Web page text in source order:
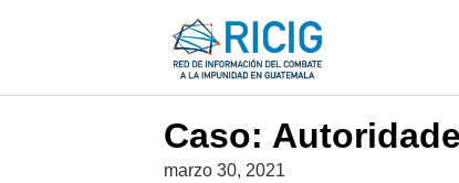
CASOS
Caso:
marzo 30, 2021